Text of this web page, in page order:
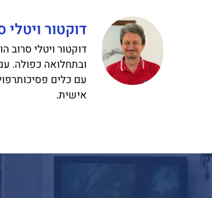
דוקטור ויטלי
דוקטור ויטלי סרוב
עם כלים
אישית.